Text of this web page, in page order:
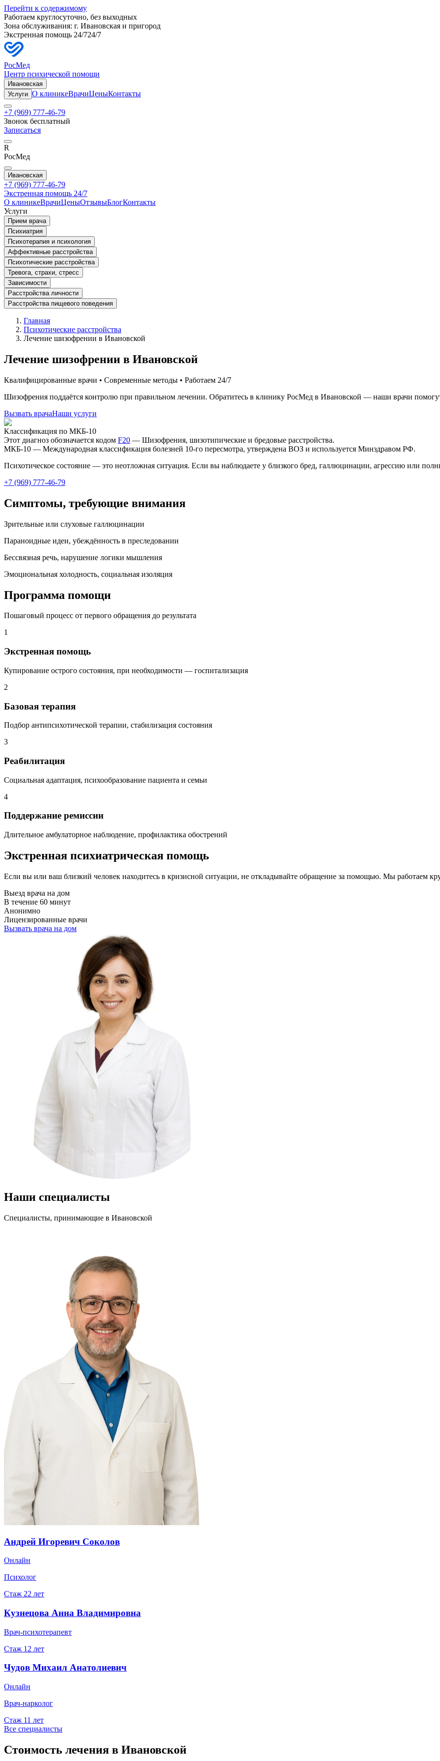
Перейти к содержимому
Работаем круглосуточно, без выходных
Зона обслуживания: г. Ивановская и пригород
Экстренная помощь 24/724/7
РосМед
Центр психической помощи
Ивановская
Услуги О клиникеВрачиЦеныКонтакты
+7 (969) 777-46-79
Звонок бесплатный
Записаться
R
РосМед
Ивановская
+7 (969) 777-46-79
Экстренная помощь 24/7
О клиникеВрачиЦеныОтзывыБлогКонтакты
Услуги
Прием врача
Психиатрия
Психотерапия и психология
Аффективные расстройства
Психотические расстройства
Тревога, страхи, стресс
Зависимости
Расстройства личности
Расстройства пищевого поведения
Главная
Психотические расстройства
Лечение шизофрении в Ивановской
Лечение шизофрении в Ивановской
Квалифицированные врачи • Современные методы • Работаем 24/7
Шизофрения поддаётся контролю при правильном лечении. Обратитесь в клинику РосМед в Ивановской — наши врачи
Вызвать врачаНаши услуги
Классификация по МКБ-10
Этот диагноз обозначается кодом F20 — Шизофрения, шизотипические и бредовые расстройства.
МКБ-10 — Международная классификация болезней 10-го пересмотра, утверждена ВОЗ и используется Минздравом РФ.
Психотическое состояние — это неотложная ситуация. Если вы наблюдаете у близкого бред, галлюцинации, агрессию или
+7 (969) 777-46-79
Симптомы, требующие внимания
Зрительные или слуховые галлюцинации
Параноидные идеи, убеждённость в преследовании
Бессвязная речь, нарушение логики мышления
Эмоциональная холодность, социальная изоляция
Программа помощи
Пошаговый процесс от первого обращения до результата
1
Экстренная помощь
Купирование острого состояния, при необходимости — госпитализация
2
Базовая терапия
Подбор антипсихотической терапии, стабилизация состояния
3
Реабилитация
Социальная адаптация, психообразование пациента и семьи
4
Поддержание ремиссии
Длительное амбулаторное наблюдение, профилактика обострений
Экстренная психиатрическая помощь
Если вы или ваш близкий человек находитесь в кризисной ситуации, не откладывайте обращение за помощью. Мы работаем
Выезд врача на дом
В течение 60 минут
Анонимно
Лицензированные врачи
Вызвать врача на дом
Наши специалисты
Специалисты, принимающие в Ивановской
Андрей Игоревич Соколов
Онлайн
Психолог
Стаж 22 лет
Кузнецова Анна Владимировна
Врач-психотерапевт
Стаж 12 лет
Чудов Михаил Анатолиевич
Онлайн
Врач-нарколог
Стаж 11 лет
Все специалисты
Стоимость лечения в Ивановской